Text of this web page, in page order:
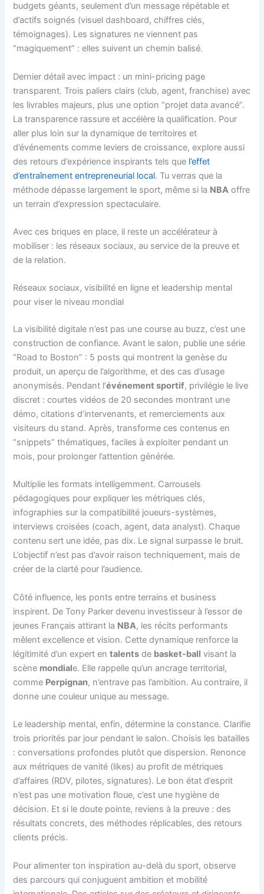
budgets géants, seulement d’un message répétable et
d’actifs soignés (visuel dashboard, chiffres clés,
témoignages). Les signatures ne viennent pas
“magiquement” : elles suivent un chemin balisé.
Dernier détail avec impact : un mini-pricing page
transparent. Trois paliers clairs (club, agent, franchise) avec
les livrables majeurs, plus une option “projet data avancé”.
La transparence rassure et accélère la qualification. Pour
aller plus loin sur la dynamique de territoires et
d’événements comme leviers de croissance, explore aussi
des retours d’expérience inspirants tels que l’effet
d’entraînement entrepreneurial local. Tu verras que la
méthode dépasse largement le sport, même si la NBA offre
un terrain d’expression spectaculaire.
Avec ces briques en place, il reste un accélérateur à
mobiliser : les réseaux sociaux, au service de la preuve et
de la relation.
Réseaux sociaux, visibilité en ligne et leadership mental
pour viser le niveau mondial
La visibilité digitale n’est pas une course au buzz, c’est une
construction de confiance. Avant le salon, publie une série
“Road to Boston” : 5 posts qui montrent la genèse du
produit, un aperçu de l’algorithme, et des cas d’usage
anonymisés. Pendant l’événement sportif, privilégie le live
discret : courtes vidéos de 20 secondes montrant une
démo, citations d’intervenants, et remerciements aux
visiteurs du stand. Après, transforme ces contenus en
“snippets” thématiques, faciles à exploiter pendant un
mois, pour prolonger l’attention générée.
Multiplie les formats intelligemment. Carrousels
pédagogiques pour expliquer les métriques clés,
infographies sur la compatibilité joueurs-systèmes,
interviews croisées (coach, agent, data analyst). Chaque
contenu sert une idée, pas dix. Le signal surpasse le bruit.
L’objectif n’est pas d’avoir raison techniquement, mais de
créer de la clarté pour l’audience.
Côté influence, les ponts entre terrains et business
inspirent. De Tony Parker devenu investisseur à l’essor de
jeunes Français attirant la NBA, les récits performants
mêlent excellence et vision. Cette dynamique renforce la
légitimité d’un expert entalents de basket-ball visant la
scène mondiale. Elle rappelle qu’un ancrage territorial,
comme Perpignan, n’entrave pas l’ambition. Au contraire, il
donne une couleur unique au message.
Le leadership mental, enfin, détermine la constance. Clarifie
trois priorités par jour pendant le salon. Choisis les batailles
: conversations profondes plutôt que dispersion. Renonce
aux métriques de vanité (likes) au profit de métriques
d’affaires (RDV, pilotes, signatures). Le bon état d’esprit
n’est pas une motivation floue, c’est une hygiène de
décision. Et si le doute pointe, reviens à la preuve : des
résultats concrets, des méthodes réplicables, des retours
clients précis.
Pour alimenter ton inspiration au-delà du sport, observe
des parcours qui conjuguent ambition et mobilité